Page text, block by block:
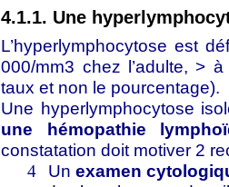
4.1.1. Une
L’hyperlymphocytose est
000/mm3 chez l’adulte, >
taux et non le pourcentage).
Une hyperlymphocytose
une hémopathie
constatation doit motiver 2
4 Un examen